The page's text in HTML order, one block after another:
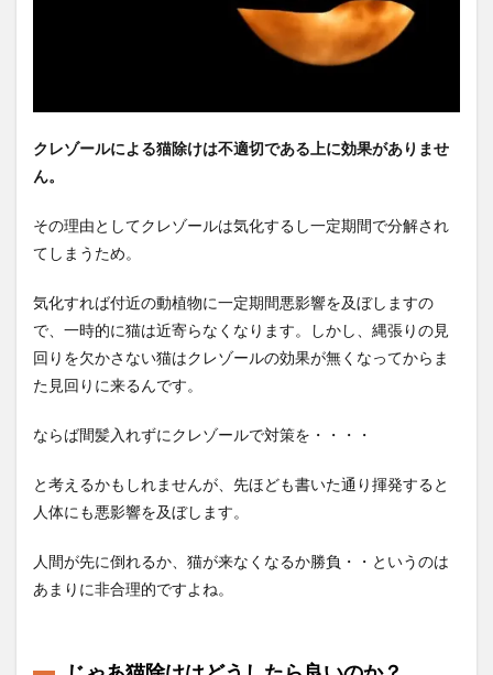
クレゾールによる猫除けは不適切である上に効果がありませ
ん。
その理由としてクレゾールは気化するし一定期間で分解され
てしまうため。
気化すれば付近の動植物に一定期間悪影響を及ぼしますの
で、一時的に猫は近寄らなくなります。しかし、縄張りの見
回りを欠かさない猫はクレゾールの効果が無くなってからま
た見回りに来るんです。
ならば間髪入れずにクレゾールで対策を・・・・
と考えるかもしれませんが、先ほども書いた通り揮発すると
人体にも悪影響を及ぼします。
人間が先に倒れるか、猫が来なくなるか勝負・・というのは
あまりに非合理的ですよね。